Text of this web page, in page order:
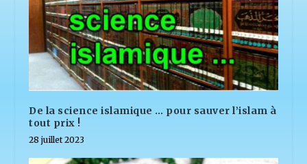
De la science islamique … pour sauver l’islam à
tout prix !
28 juillet 2023